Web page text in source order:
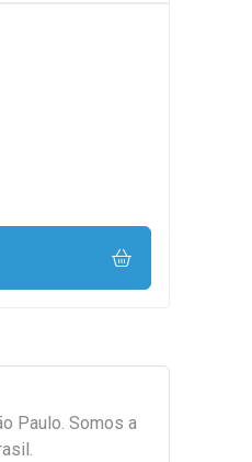
Paulo. Somos a